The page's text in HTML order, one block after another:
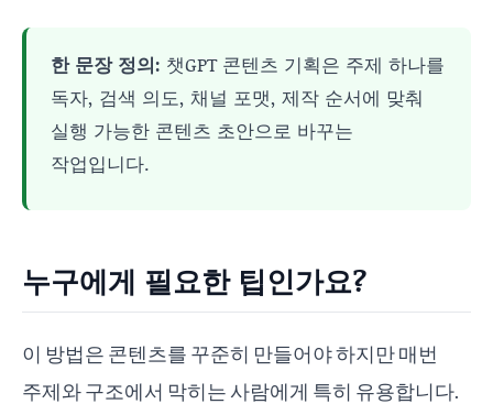
한 문장 정의: 챗GPT 콘텐츠 기획은 주제 하나를
독자, 검색 의도, 채널 포맷, 제작 순서에 맞춰
실행 가능한 콘텐츠 초안으로 바꾸는
작업입니다.
누구에게 필요한 팁인가요?
이 방법은 콘텐츠를 꾸준히 만들어야 하지만 매번
주제와 구조에서 막히는 사람에게 특히 유용합니다.